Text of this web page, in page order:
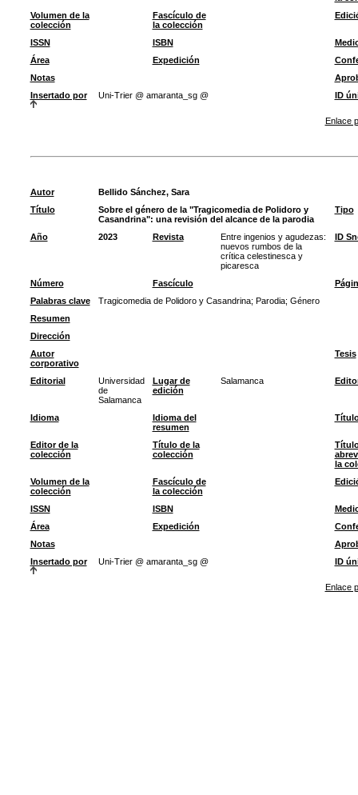
Volumen de la
colección
Fascículo de
la colección
ISSN ISBN
Área
Expedición
Notas
Insertado por
Uni-Trier @ amaranta_sg @ ID
Enlace
Autor
Bellido Sánchez, Sara
Título
Sobre el género de la "Tragicomedia de Polidoro y
Casandrina": una revisión del alcance de la parodia
Tipo
Año 2023 Revista
Entre ingenios y agudezas:
nuevos rumbos de la
crítica celestinesca y
picaresca
ID
Número Fascículo
Palabras clave
Tragicomedia de Polidoro y Casandrina; Parodia; Género
Resumen
Dirección
Autor
corporativo
Tesis
Editorial
Universidad
de
Salamanca
Lugar de
edición
Salamanca
Idioma
Idioma del
resumen
Editor de la
colección
Título de la
colección
la
Volumen de la
colección
Fascículo de
la colección
ISSN ISBN
Área
Expedición
Notas
Insertado por
Uni-Trier @ amaranta_sg @ ID
Enlace